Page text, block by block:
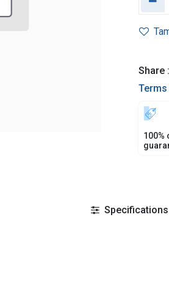
Share :
100%
Specifications